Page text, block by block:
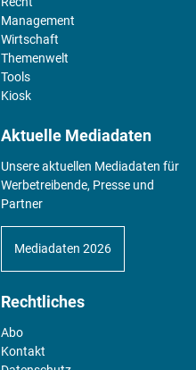
Management
Wirtschaft
Themenwelt
Tools
Kiosk
Aktuelle Mediadaten
Unsere aktuellen Mediadaten für
Werbetreibende, Presse und
Partner
Mediadaten 2026
Rechtliches
Abo
Kontakt